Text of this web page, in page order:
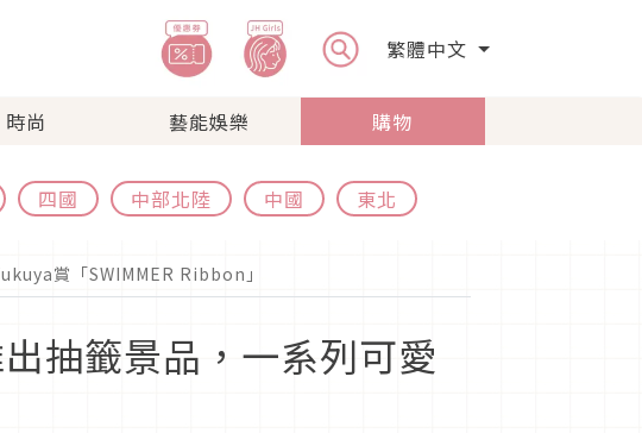
繁體中文
時尚 藝能娛樂 購物
四國 中部北陸 中國 東北
賞「SWIMMER Ribbon」
抽籤景品，一系列可愛